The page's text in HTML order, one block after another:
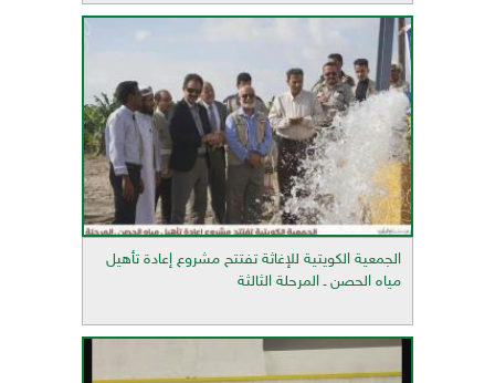
الجمعية الكويتية للإغاثة تفتتح مشروع إعادة تأهيل
مياه الحصن ـ المرحلة الثالثة